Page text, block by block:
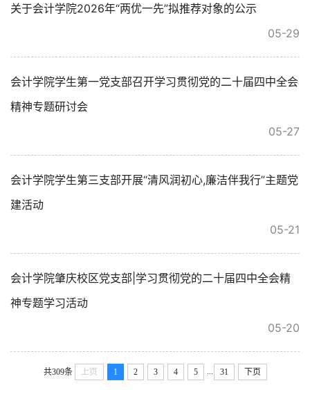
关于会计学院2026年“两优一先”拟推荐对象的公示
05-29
会计学院学生第一党支部召开学习贯彻党的二十届四中全会
精神专题研讨会
05-27
会计学院学生第三支部开展“清风润初心,廉洁伴我行”主题党
建活动
05-21
会计学院肇庆校区党支部|学习贯彻党的二十届四中全会精
神专题学习活动
05-20
共309条 上页 1 2 3 4 5 ... 31 下页